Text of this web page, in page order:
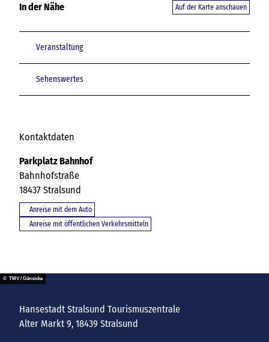
In der Nähe Auf der Karte anschauen
Veranstaltung
Sehenswertes
Kontaktdaten
Parkplatz Bahnhof
Bahnhofstraße
18437 Stralsund
Anreise mit dem Auto
Anreise mit öffentlichen Verkehrsmitteln
© TMV / Gänsicke
Hansestadt Stralsund Tourismuszentrale
Alter Markt 9, 18439 Stralsund